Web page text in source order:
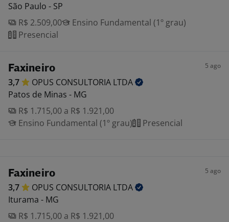
São Paulo - SP
R$ 2.509,00
Ensino Fundamental (1º grau)
Presencial
Faxineiro 5 ago
3,7 OPUS CONSULTORIA LTDA
Patos de Minas - MG
R$ 1.715,00 a R$ 1.921,00
Ensino Fundamental (1º grau)
Presencial
Faxineiro 5 ago
3,7 OPUS CONSULTORIA LTDA
Iturama - MG
R$ 1.715,00 a R$ 1.921,00